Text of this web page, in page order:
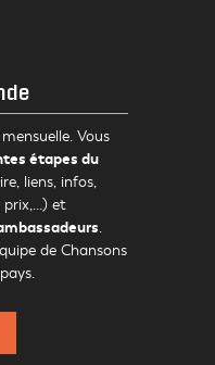
Vous
étapes du
liens, infos,
prix,…) et
.
de Chansons